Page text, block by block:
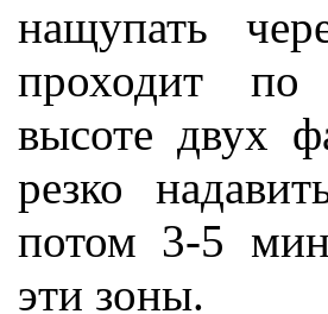
нащупать
проходит
высоте двух
резко
потом 3-5
эти зоны.